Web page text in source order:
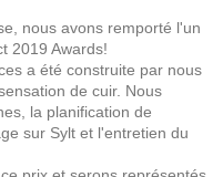
nous avons remporté l'un
2019 Awards!
a été construite par nous
de cuir. Nous
la planification de
sur Sylt et l'entretien du